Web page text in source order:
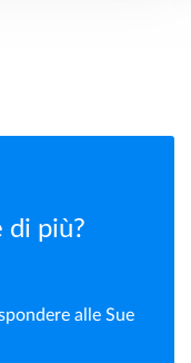
di più?
alle Sue